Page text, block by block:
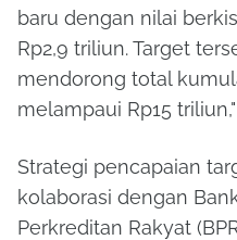
baru dengan nilai
Rp2,9 triliun. Target
mendorong total
melampaui Rp15
Strategi pencapaian
kolaborasi dengan
Perkreditan Rakyat